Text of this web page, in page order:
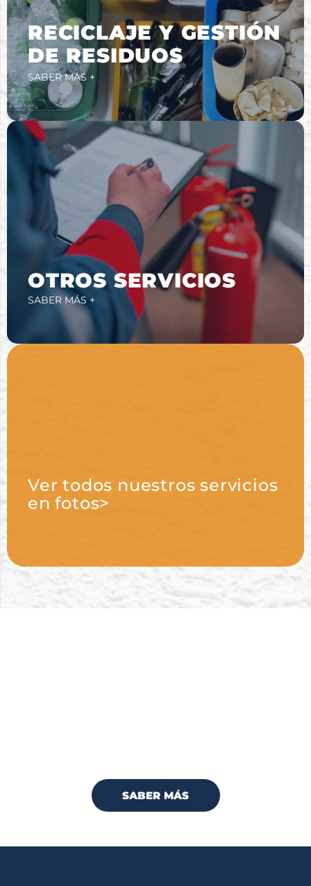
RECICLAJE Y GESTIÓN
DE RESIDUOS​
SABER MÁS +
OTROS SERVICIOS
SABER MÁS +
Ver todos nuestros servicios
en fotos>
SABER MÁS